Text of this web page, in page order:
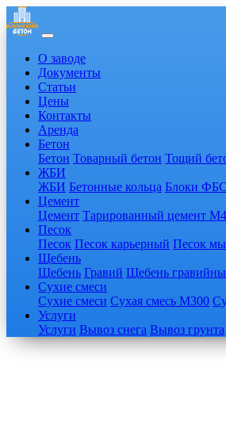
О заводе
Документы
Статьи
Цены
Контакты
Аренда
Бетон
Бетон Товарный бетон Тощий
ЖБИ
ЖБИ Бетонные кольца Блоки ФБС
Цемент
Цемент Тарированный цемент
Песок
Песок Песок карьерный Песок
Щебень
Щебень Гравий Щебень
Сухие смеси
Сухие смеси Сухая смесь М300
Услуги
Услуги Вывоз снега Вывоз грунта